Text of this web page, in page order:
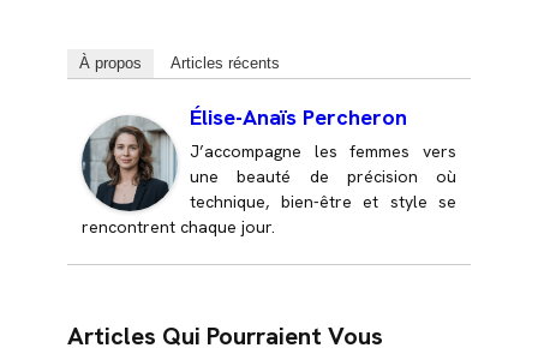
À propos Articles récents
Élise-Anaïs Percheron
J’accompagne les femmes vers
une beauté de précision où
technique, bien-être et style se
rencontrent chaque jour.
Articles Qui Pourraient Vous